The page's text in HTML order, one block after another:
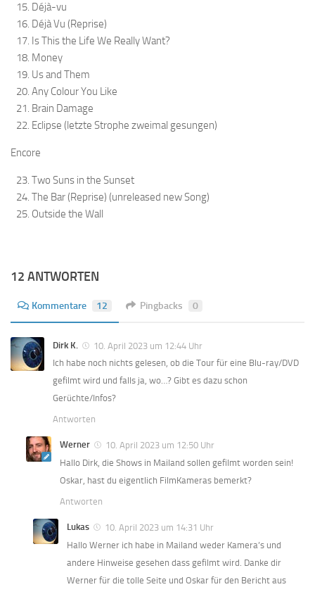
Déjà-vu
Déjà Vu (Reprise)
Is This the Life We Really Want?
Money
Us and Them
Any Colour You Like
Brain Damage
Eclipse (letzte Strophe zweimal gesungen)
Encore
Two Suns in the Sunset
The Bar (Reprise) (unreleased new Song)
Outside the Wall
12 ANTWORTEN
Kommentare 12 Pingbacks 0
Dirk K.
10. April 2023 um 12:44 Uhr
Ich habe noch nichts gelesen, ob die Tour für eine Blu-ray/DVD
gefilmt wird und falls ja, wo…? Gibt es dazu schon
Gerüchte/Infos?
Antworten
Werner
10. April 2023 um 12:50 Uhr
Hallo Dirk, die Shows in Mailand sollen gefilmt worden sein!
Oskar, hast du eigentlich FilmKameras bemerkt?
Antworten
Lukas
10. April 2023 um 14:31 Uhr
Hallo Werner ich habe in Mailand weder Kamera’s und
andere Hinweise gesehen dass gefilmt wird. Danke dir
Werner für die tolle Seite und Oskar für den Bericht aus